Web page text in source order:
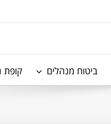
ביטוח מנהלים קופת